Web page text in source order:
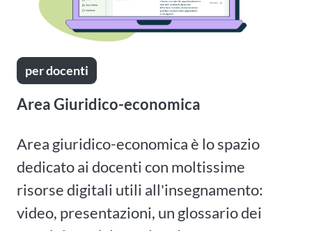
per docenti
Area Giuridico-economica
Area giuridico-economica è lo spazio
dedicato ai docenti con moltissime
risorse digitali utili all'insegnamento:
video, presentazioni, un glossario dei